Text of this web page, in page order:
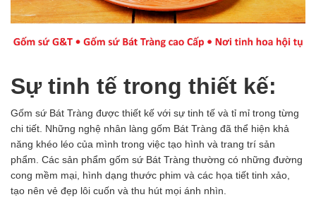
Sự tinh tế trong thiết kế:
Gốm sứ Bát Tràng được thiết kế với sự tinh tế và tỉ mỉ trong từng
chi tiết. Những nghệ nhân làng gốm Bát Tràng đã thể hiện khả
năng khéo léo của mình trong việc tạo hình và trang trí sản
phẩm. Các sản phẩm gốm sứ Bát Tràng thường có những đường
cong mềm mại, hình dạng thước phim và các họa tiết tinh xảo,
tạo nên vẻ đẹp lôi cuốn và thu hút mọi ánh nhìn.